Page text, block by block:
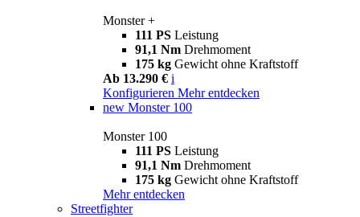
Monster +
111 PS Leistung
91,1 Nm Drehmoment
175 kg Gewicht ohne Kraftstoff
Ab 13.290 € i
Konfigurieren Mehr entdecken
new Monster 100
Monster 100
111 PS Leistung
91,1 Nm Drehmoment
175 kg Gewicht ohne Kraftstoff
Mehr entdecken
Streetfighter